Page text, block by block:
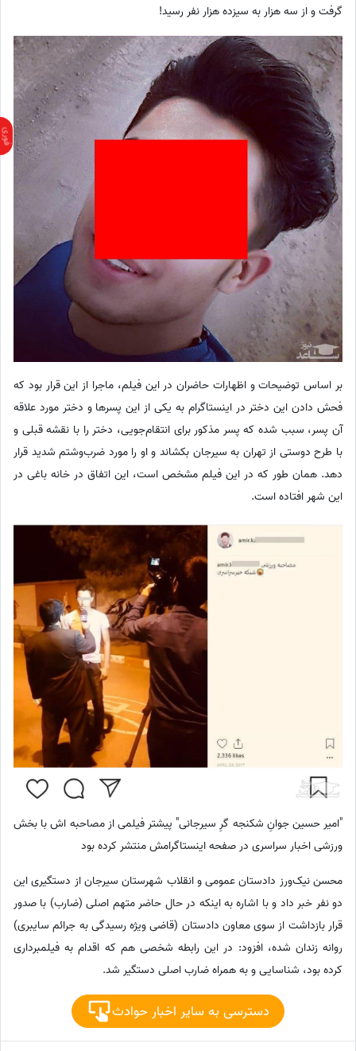
گرفت و از سه هزار به سیزده هزار نفر رسید!
بر اساس توضیحات و اظهارات حاضران در این فیلم، ماجرا از این قرار بود که
فحش دادن این دختر در اینستاگرام به یکی از این پسر‌ها و دختر مورد علاقه
آن پسر، سبب شده که پسر مذکور برای انتقام‌جویی، دختر را با نقشه قبلی و
با طرح دوستی از تهران به سیرجان بکشاند و او را مورد ضرب‌و‌شتم شدید قرار
دهد. همان طور که در این فیلم مشخص است، این اتفاق در خانه باغی در
این شهر افتاده است.
"امیر حسین جوانِ شکنجه گرِ سیرجانی" پیشتر فیلمی از مصاحبه اش با بخش
ورزشی اخبار سراسری در صفحه اینستاگرامش منتشر کرده بود
محسن نیک‌ورز دادستان عمومی و انقلاب شهرستان سیرجان از دستگیری این
دو نفر خبر داد و با اشاره به اینکه در حال حاضر متهم اصلی (ضارب) با صدور
قرار بازداشت از سوی معاون دادستان (قاضی ویژه رسیدگی به جرائم سایبری)
روانه زندان شده، افزود: در این رابطه شخصی هم که اقدام به فیلمبرداری
کرده بود، شناسایی و به همراه ضارب اصلی دستگیر شد.
دسترسی به سایر اخبار حوادث